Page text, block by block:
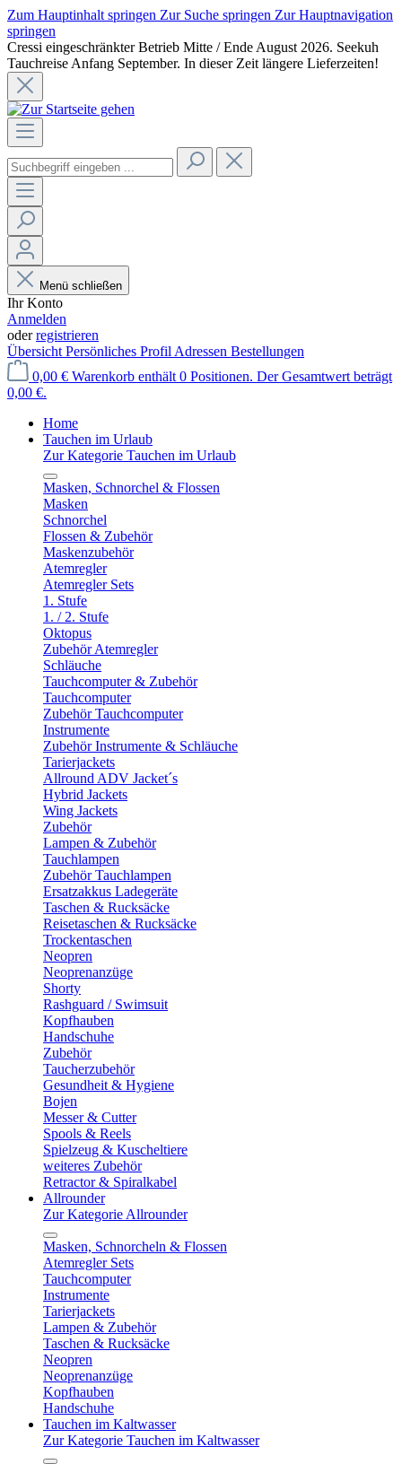
Zum Hauptinhalt springen Zur Suche springen Zur Hauptnavigation
springen
Cressi eingeschränkter Betrieb Mitte / Ende August 2026. Seekuh
Tauchreise Anfang September. In dieser Zeit längere Lieferzeiten!
Menü schließen
Ihr Konto
Anmelden
oderregistrieren
Übersicht Persönliches Profil Adressen Bestellungen
0,00 € Warenkorb enthält 0 Positionen. Der Gesamtwert beträgt
0,00 €.
Home
Tauchen im Urlaub
Zur Kategorie Tauchen im Urlaub
Masken, Schnorchel & Flossen
Masken
Schnorchel
Flossen & Zubehör
Maskenzubehör
Atemregler
Atemregler Sets
1. Stufe
1. / 2. Stufe
Oktopus
Zubehör Atemregler
Schläuche
Tauchcomputer & Zubehör
Tauchcomputer
Zubehör Tauchcomputer
Instrumente
Zubehör Instrumente & Schläuche
Tarierjackets
Allround ADV Jacket´s
Hybrid Jackets
Wing Jackets
Zubehör
Lampen & Zubehör
Tauchlampen
Zubehör Tauchlampen
Ersatzakkus Ladegeräte
Taschen & Rucksäcke
Reisetaschen & Rucksäcke
Trockentaschen
Neopren
Neoprenanzüge
Shorty
Rashguard / Swimsuit
Kopfhauben
Handschuhe
Zubehör
Taucherzubehör
Gesundheit & Hygiene
Bojen
Messer & Cutter
Spools & Reels
Spielzeug & Kuscheltiere
weiteres Zubehör
Retractor & Spiralkabel
Allrounder
Zur Kategorie Allrounder
Masken, Schnorcheln & Flossen
Atemregler Sets
Tauchcomputer
Instrumente
Tarierjackets
Lampen & Zubehör
Taschen & Rucksäcke
Neopren
Neoprenanzüge
Kopfhauben
Handschuhe
Tauchen im Kaltwasser
Zur Kategorie Tauchen im Kaltwasser